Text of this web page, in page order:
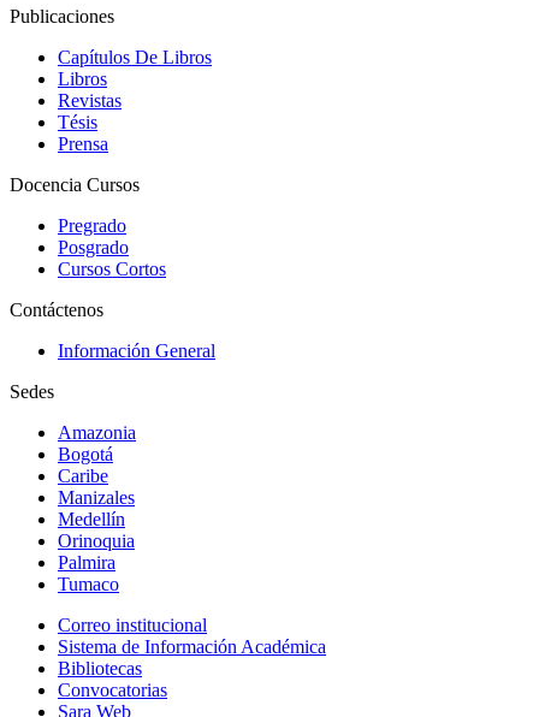
Publicaciones
Capítulos De Libros
Libros
Revistas
Tésis
Prensa
Docencia Cursos
Pregrado
Posgrado
Cursos Cortos
Contáctenos
Información General
Sedes
Amazonia
Bogotá
Caribe
Manizales
Medellín
Orinoquia
Palmira
Tumaco
Correo institucional
Sistema de Información Académica
Bibliotecas
Convocatorias
Sara Web